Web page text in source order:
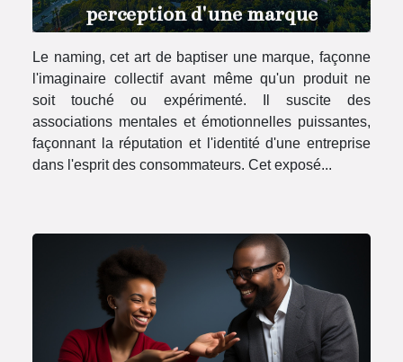
perception d'une marque
Le naming, cet art de baptiser une marque, façonne
l'imaginaire collectif avant même qu'un produit ne
soit touché ou expérimenté. Il suscite des
associations mentales et émotionnelles puissantes,
façonnant la réputation et l'identité d'une entreprise
dans l'esprit des consommateurs. Cet exposé...